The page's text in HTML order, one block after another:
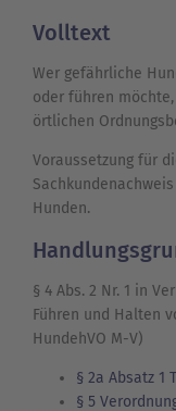
Volltext
Wer gefährliche
oder führen
örtlichen
Voraussetzung für
Hunden.
§ 4 Abs. 2 Nr. 1 in
Führen und Halten
HundehVO M-V)
§ 2a Absatz 1
§ 5